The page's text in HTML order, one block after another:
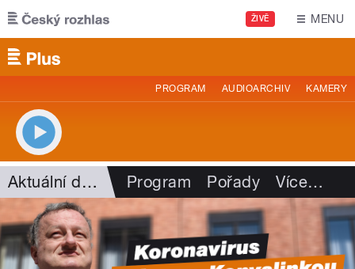
Přejít k hlavnímu obsahu
ŽIVĚ MENU
PROGRAM AUDIOARCHIV KAMERY
Aktuální dění Program Pořady Více…